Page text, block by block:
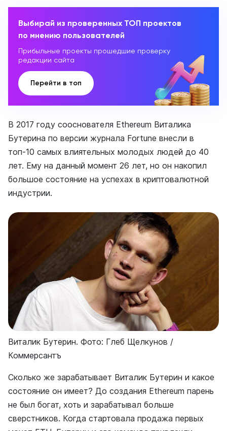
Выбирай из проверенных ТОП проектов
по мнению пользователей
Прибыльные проекты прошедшие проверку
редакции сайта
Перейти в топ
В 2017 году сооснователя Ethereum Виталика
Бутерина по версии журнала Fortune внесли в
топ-10 самых влиятельных молодых людей до 40
лет. Ему на данный момент 26 лет, но он накопил
большое состояние на успехах в криптовалютной
индустрии.
Виталик Бутерин. Фото: Глеб Щелкунов /
Коммерсантъ
Сколько же зарабатывает Виталик Бутерин и какое
состояние он имеет? До создания Ethereum парень
не был богат, хоть и зарабатывал больше
сверстников. Когда стартовала продажа первых